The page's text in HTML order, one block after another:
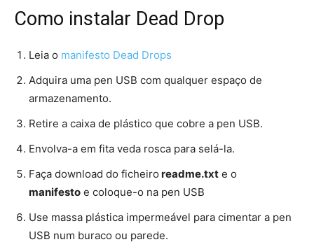
Como instalar Dead Drop
Leia o manifesto Dead Drops
Adquira uma pen USB com qualquer espaço de
armazenamento.
Retire a caixa de plástico que cobre a pen USB.
Envolva-a em fita veda rosca para selá-la.
Faça download do ficheiro readme.txt e o
manifesto e coloque-o na pen USB
Use massa plástica impermeável para cimentar a pen
USB num buraco ou parede.